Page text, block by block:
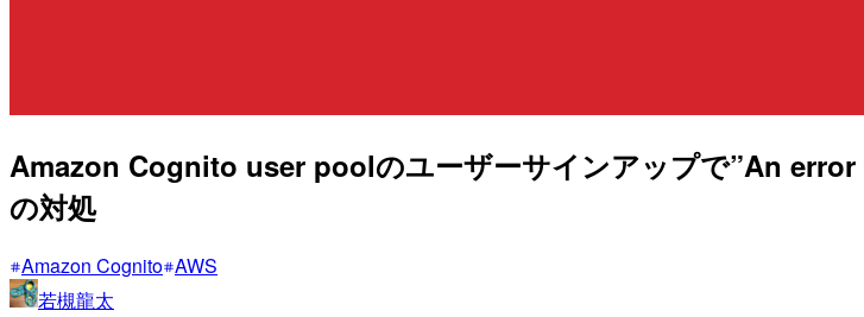
Amazon Cognito user poolのユーザーサインアップで”An
の対処
Amazon Cognito AWS
若槻龍太